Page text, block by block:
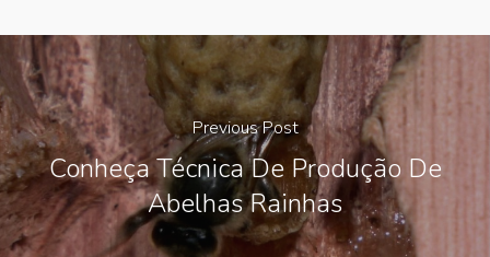
Previous Post
Conheça Técnica De Produção De
Abelhas Rainhas